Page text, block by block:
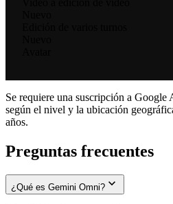
Se requiere una suscripción a
según el nivel y la ubicación
años.
Preguntas frecuentes
¿Qué es Gemini Omni?